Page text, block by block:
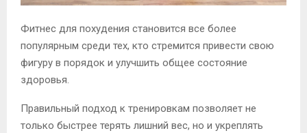
Фитнес для похудения становится все более
популярным среди тех, кто стремится привести свою
фигуру в порядок и улучшить общее состояние
здоровья.
Правильный подход к тренировкам позволяет не
только быстрее терять лишний вес, но и укреплять